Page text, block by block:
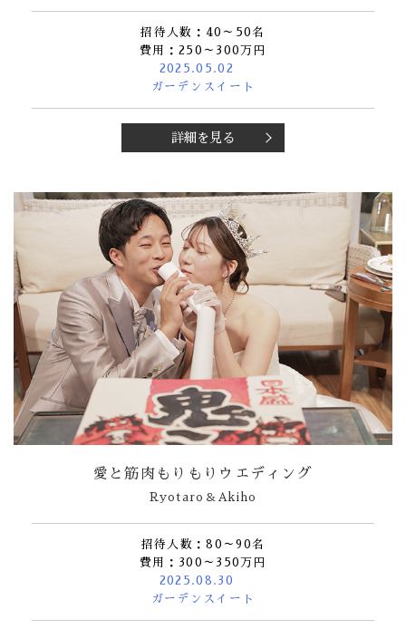
招待人数：40～50名
費用：250～300万円
2025.05.02
ガーデンスイート
詳細を見る
愛と筋肉もりもりウエディング
Ryotaro＆Akiho
招待人数：80～90名
費用：300～350万円
2025.08.30
ガーデンスイート